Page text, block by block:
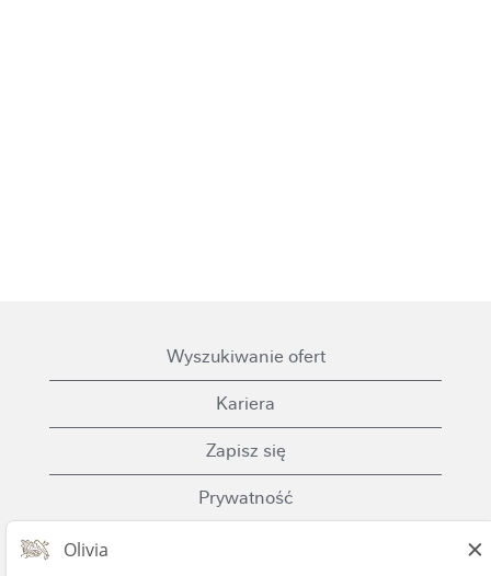
Wyszukiwanie ofert
Kariera
Zapisz się
Prywatność